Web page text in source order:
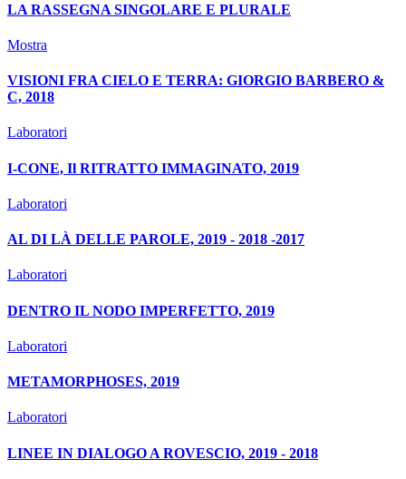
LA RASSEGNA SINGOLARE E PLURALE
Mostra
VISIONI FRA CIELO E TERRA: GIORGIO BARBERO &
C, 2018
Laboratori
I-CONE, Il RITRATTO IMMAGINATO, 2019
Laboratori
AL DI LÀ DELLE PAROLE, 2019 - 2018 -2017
Laboratori
DENTRO IL NODO IMPERFETTO, 2019
Laboratori
METAMORPHOSES, 2019
Laboratori
LINEE IN DIALOGO A ROVESCIO, 2019 - 2018